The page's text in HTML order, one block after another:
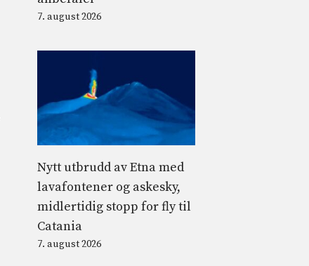
7. august 2026
Nytt utbrudd av Etna med
lavafontener og askesky,
midlertidig stopp for fly til
Catania
7. august 2026